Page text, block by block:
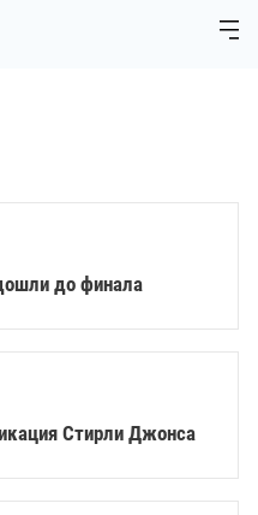
до финала
Стирли Джонса